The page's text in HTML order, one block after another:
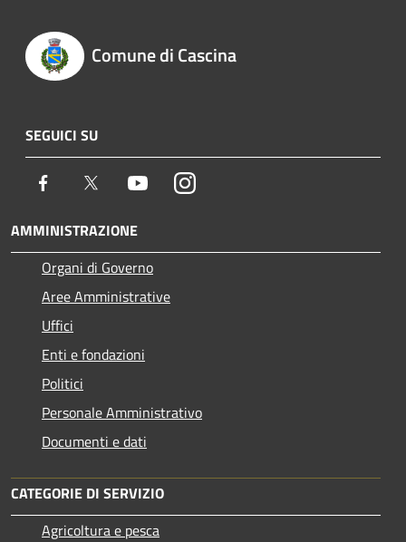
Comune di Cascina
SEGUICI SU
Facebook Twitter YoutubeInstagram
AMMINISTRAZIONE
Organi di Governo
Aree Amministrative
Uffici
Enti e fondazioni
Politici
Personale Amministrativo
Documenti e dati
CATEGORIE DI SERVIZIO
Agricoltura e pesca